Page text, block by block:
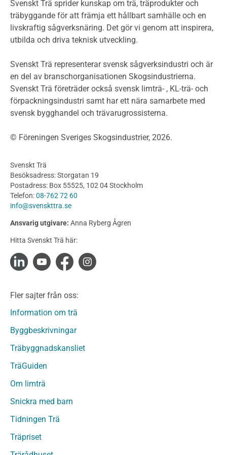
Termer och förkortningar
Planering
Klimatkalkylator hallar
Projektering av trähus - generellt
Byggsystem
Fasadsystem i skivmaterial
Bullerskärmar och andra utomhuskonstruktioner
Byggnation och utförande
Utförande
Produkter
Konstruktionsvirke
Konstruktionsvirke Behandlat
Konstruktionsvirke Fingerskarvat
Konstruktionsvirke Fingerskarvat Obehandlat
Limträ
Fanerträ
Fanerträ Obehandlat
Träpanel och Utvändig beklädnad Behandlat
Träpanel och utvändig beklädnad Obehandlat
Trägolv
Sågat virke
Sågat virke Behandlat
Övriga träprodukter
Svenskt Trä sprider kunskap om trä, träprodukter och
träbyggande för att främja ett hållbart samhälle och en
livskraftig sågverksnäring. Det gör vi genom att inspirera,
utbilda och driva teknisk utveckling.
Svenskt Trä representerar svensk sågverksindustri och är
en del av branschorganisationen Skogsindustrierna.
Svenskt Trä företräder också svensk limträ- , KL-trä- och
förpackningsindustri samt har ett nära samarbete med
svensk bygghandel och trävarugrossisterna.
© Föreningen Sveriges Skogsindustrier, 2026.
Svenskt Trä
Besöksadress: Storgatan 19
Postadress: Box 55525, 102 04 Stockholm
Telefon:08-762 72 60
info@svenskttra.se
Ansvarig utgivare: Anna Ryberg Ågren
Hitta Svenskt Trä här:
Fler sajter från oss:
Information om trä
Byggbeskrivningar
Träbyggnadskansliet
TräGuiden
Om limträ
Snickra med barn
Tidningen Trä
Träpriset